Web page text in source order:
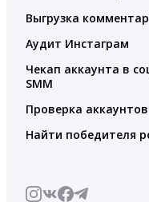
Выгрузка
Аудит Инстаграм
Чекап аккаунта в
SMM
Проверка
Найти победителя